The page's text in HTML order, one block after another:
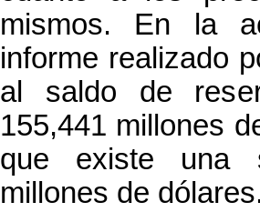
mismos. En la
informe realizado
al saldo de
155,441 millones
que existe una
millones de